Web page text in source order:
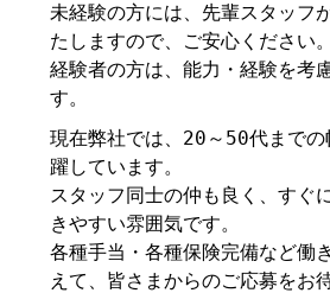
未経験の方には、先輩スタッフ
たしますので、ご安心ください。
経験者の方は、能力・経験を考
す。
現在弊社では、20～50代まで
躍しています。
スタッフ同士の仲も良く、すぐ
きやすい雰囲気です。
各種手当・各種保険完備など働
えて、皆さまからのご応募をお